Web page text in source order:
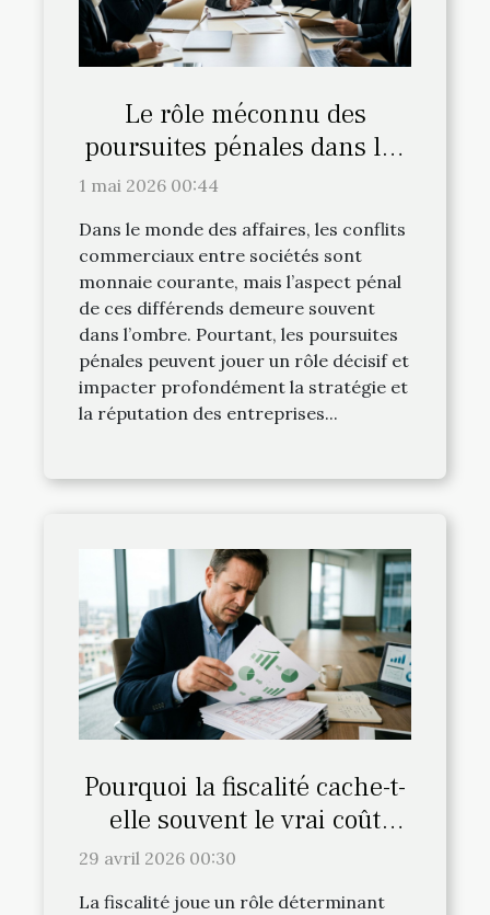
Le rôle méconnu des
poursuites pénales dans les
conflits commerciaux entre
1 mai 2026 00:44
Dans le monde des affaires, les conflits
commerciaux entre sociétés sont
monnaie courante, mais l’aspect pénal
de ces différends demeure souvent
dans l’ombre. Pourtant, les poursuites
pénales peuvent jouer un rôle décisif et
impacter profondément la stratégie et
la réputation des entreprises...
Pourquoi la fiscalité cache-t-
elle souvent le vrai coût
d’une restructuration ?
29 avril 2026 00:30
La fiscalité joue un rôle déterminant